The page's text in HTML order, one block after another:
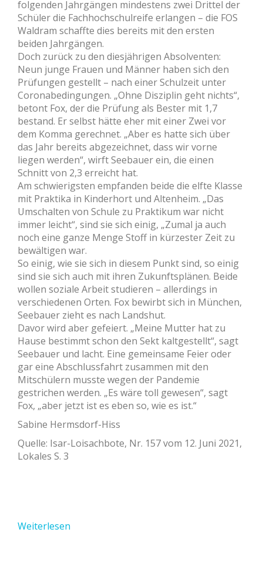
folgenden Jahrgängen mindestens zwei Drittel der
Schüler die Fachhochschulreife erlangen – die FOS
Waldram schaffte dies bereits mit den ersten
beiden Jahrgängen.
Doch zurück zu den diesjährigen Absolventen:
Neun junge Frauen und Männer haben sich den
Prüfungen gestellt – nach einer Schulzeit unter
Coronabedingungen. „Ohne Disziplin geht nichts“,
betont Fox, der die Prüfung als Bester mit 1,7
bestand. Er selbst hätte eher mit einer Zwei vor
dem Komma gerechnet. „Aber es hatte sich über
das Jahr bereits abgezeichnet, dass wir vorne
liegen werden“, wirft Seebauer ein, die einen
Schnitt von 2,3 erreicht hat.
Am schwierigsten empfanden beide die elfte Klasse
mit Praktika in Kinderhort und Altenheim. „Das
Umschalten von Schule zu Praktikum war nicht
immer leicht“, sind sie sich einig, „Zumal ja auch
noch eine ganze Menge Stoff in kürzester Zeit zu
bewältigen war.
So einig, wie sie sich in diesem Punkt sind, so einig
sind sie sich auch mit ihren Zukunftsplänen. Beide
wollen soziale Arbeit studieren – allerdings in
verschiedenen Orten. Fox bewirbt sich in München,
Seebauer zieht es nach Landshut.
Davor wird aber gefeiert. „Meine Mutter hat zu
Hause bestimmt schon den Sekt kaltgestellt“, sagt
Seebauer und lacht. Eine gemeinsame Feier oder
gar eine Abschlussfahrt zusammen mit den
Mitschülern musste wegen der Pandemie
gestrichen werden. „Es wäre toll gewesen“, sagt
Fox, „aber jetzt ist es eben so, wie es ist.“
Sabine Hermsdorf-Hiss
Quelle: Isar-Loisachbote, Nr. 157 vom 12. Juni 2021,
Lokales S. 3
Weiterlesen